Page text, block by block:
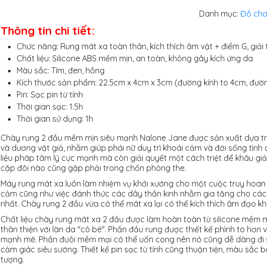
Danh mục: Đồ
Thông tin chi tiết:
Chức năng: Rung mát xa toàn thân, kích thích âm vật + điểm G,
Chất liệu: Silicone ABS mềm mịn, an toàn, không gây kích ứng da
Màu sắc: Tím, đen, hồng
Kích thước sản phẩm: 22.5cm x 4cm x 3cm (đường kính to 4cm,
Pin: Sạc pin từ tính
Thời gian sạc: 1.5h
Thời gian sử dụng: 1h
Chày rung 2 đầu mềm mịn siêu mạnh Nalone Jane được sản xuất
và dương vật giả, nhằm giúp phái nữ duy trì khoái cảm và đời sống
liệu pháp tâm lý cực mạnh mà còn giải quyết một cách triệt để khâu
cặp đôi nào cũng gặp phải trong chốn phòng the.
Máy rung mát xa luôn làm nhiệm vụ khởi xướng cho một cuộc truy
cảm cũng như việc đánh thức các dây thần kinh nhằm gia tăng cho
nhất. Chày rung 2 đầu vừa có thể mát xa lại có thể kích thích âm đạo
Chất liệu chày rung mát xa 2 đầu được làm hoàn toàn từ silicone mềm
thân thiện với làn da "cô bé". Phần đầu rung được thiết kế phình to hơn
mạnh mẽ. Phần đuôi mềm mại có thể uốn cong nên nó cũng dễ dàng
cảm giác siêu sướng. Thiết kế pin sạc từ tính cũng thuận tiện, màu sắc
tượng.